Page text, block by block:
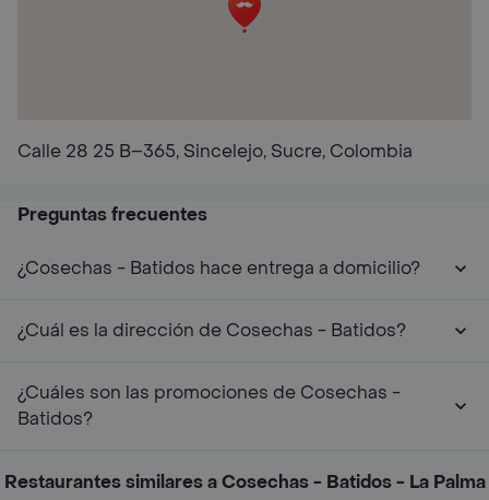
Calle 28 25 B–365, Sincelejo, Sucre, Colombia
Preguntas frecuentes
¿Cosechas - Batidos hace entrega a domicilio?
¿Cuál es la dirección de Cosechas - Batidos?
¿Cuáles son las promociones de Cosechas -
Batidos?
Restaurantes similares a Cosechas - Batidos - La Palma